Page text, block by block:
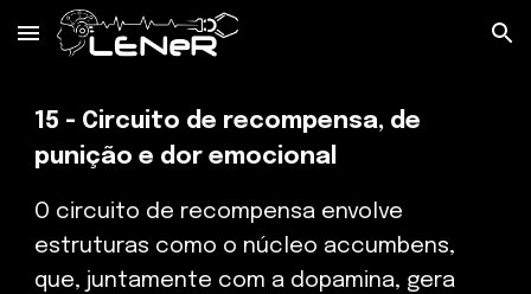
Skip to main content Skip to navigation
15 - Circuito de recompensa, de
punição e dor emocional
O circuito de recompensa envolve
estruturas como o núcleo accumbens,
que, juntamente com a dopamina, gera